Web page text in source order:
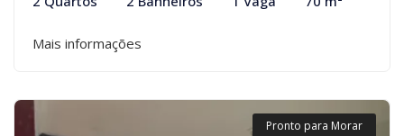
Mais informações
Pronto para Morar